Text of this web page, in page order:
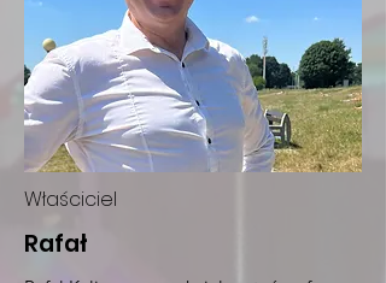
Właściciel
Rafał